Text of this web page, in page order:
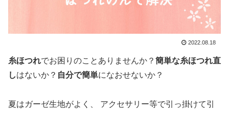
2022.08.18
糸ほつれでお困りのことありませんか？ 簡単な糸ほつれ直
しはないか？ 自分で簡単になおせないか？
夏はガーゼ生地がよく、 アクセサリー等で引っ掛けて引